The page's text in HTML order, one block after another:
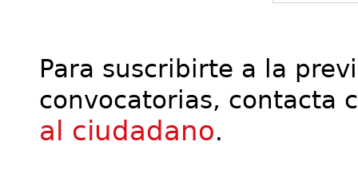
Para suscribirte a la
convocatorias, contacta
al ciudadano.